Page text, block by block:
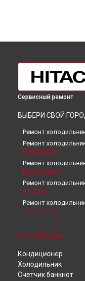
Сервисный ремонт
ВЫБЕРИ СВОЙ
Ремонт
Ремонт
Петербурге
Ремонт
Краснодаре
Ремонт
на-Дону
Ремонт
Новгороде
Новосибирске
Челябинске
Ремонт
Екатеринбурге
УСТРОЙСТВА
Кондиционер
Холодильник
Счетчик банкнот